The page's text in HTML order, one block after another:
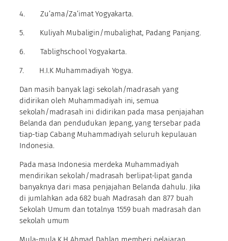
4. Zu’ama/Za’imat Yogyakarta.
5. Kuliyah Mubaligin/mubalighat, Padang Panjang.
6. Tablighschool Yogyakarta.
7. H.I.K Muhammadiyah Yogya.
Dan masih banyak lagi sekolah/madrasah yang
didirikan oleh Muhammadiyah ini, semua
sekolah/madrasah ini didirikan pada masa penjajahan
Belanda dan pendudukan Jepang, yang tersebar pada
tiap-tiap Cabang Muhammadiyah seluruh kepulauan
Indonesia.
Pada masa Indonesia merdeka Muhammadiyah
mendirikan sekolah/madrasah berlipat-lipat ganda
banyaknya dari masa penjajahan Belanda dahulu. Jika
di jumlahkan ada 682 buah Madrasah dan 877 buah
Sekolah Umum dan totalnya 1559 buah madrasah dan
sekolah umum